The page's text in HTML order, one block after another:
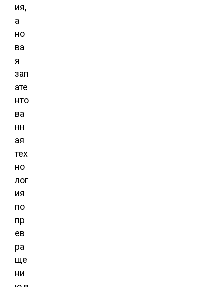
ия,
а
но
ва
я
зап
ате
нто
ва
нн
ая
тех
но
лог
ия
по
пр
ев
ра
ще
ни